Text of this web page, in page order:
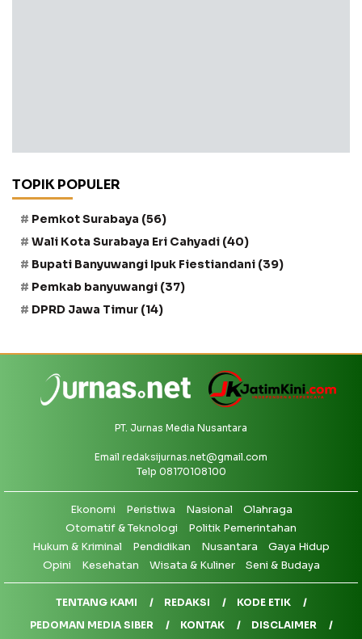
TOPIK POPULER
Pemkot Surabaya (56)
Wali Kota Surabaya Eri Cahyadi (40)
Bupati Banyuwangi Ipuk Fiestiandani (39)
Pemkab banyuwangi (37)
DPRD Jawa Timur (14)
PT. Jurnas Media Nusantara
Email redaksijurnas.net@gmail.com
Telp 08170108100
Ekonomi Peristiwa Nasional
Olahraga
Otomatif & Teknologi
Politik Pemerintahan
Hukum & Kriminal
Pendidikan Nusantara
Gaya Hidup
Opini
Kesehatan Wisata & Kuliner Seni & Budaya
TENTANG KAMI REDAKSI
KODE ETIK
PEDOMAN MEDIA SIBER
KONTAK DISCLAIMER